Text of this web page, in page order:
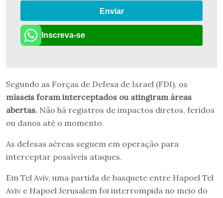
Enviar
Inscreva-se
Segundo as Forças de Defesa de Israel (FDI), os
mísseis foram interceptados ou atingiram áreas
abertas. Não há registros de impactos diretos, feridos
ou danos até o momento.
As defesas aéreas seguem em operação para
interceptar possíveis ataques.
Em Tel Aviv, uma partida de basquete entre Hapoel Tel
Aviv e Hapoel Jerusalem foi interrompida no meio do